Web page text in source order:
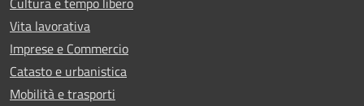
Vita lavorativa
Imprese e Commercio
Catasto e urbanistica
Mobilità e trasporti